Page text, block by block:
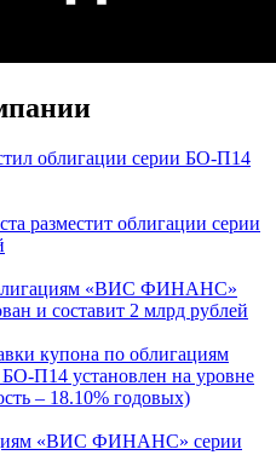
облигации серии БО-П14
разместит облигации серии
«ВИС ФИНАНС»
и составит 2 млрд рублей
купона по облигациям
П14 установлен на уровне
– 18.10% годовых)
«ВИС ФИНАНС» серии